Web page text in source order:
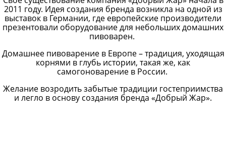
2011 году. Идея создания бренда возникла на одной из
выставок в Германии, где европейские производители
презентовали оборудование для небольших домашних
пивоварен.
Домашнее пивоварение в Европе – традиция, уходящая
корнями в глубь истории, такая же, как
самогоноварение в России.
Желание возродить забытые традиции гостеприимства
и легло в основу создания бренда «Добрый Жар».